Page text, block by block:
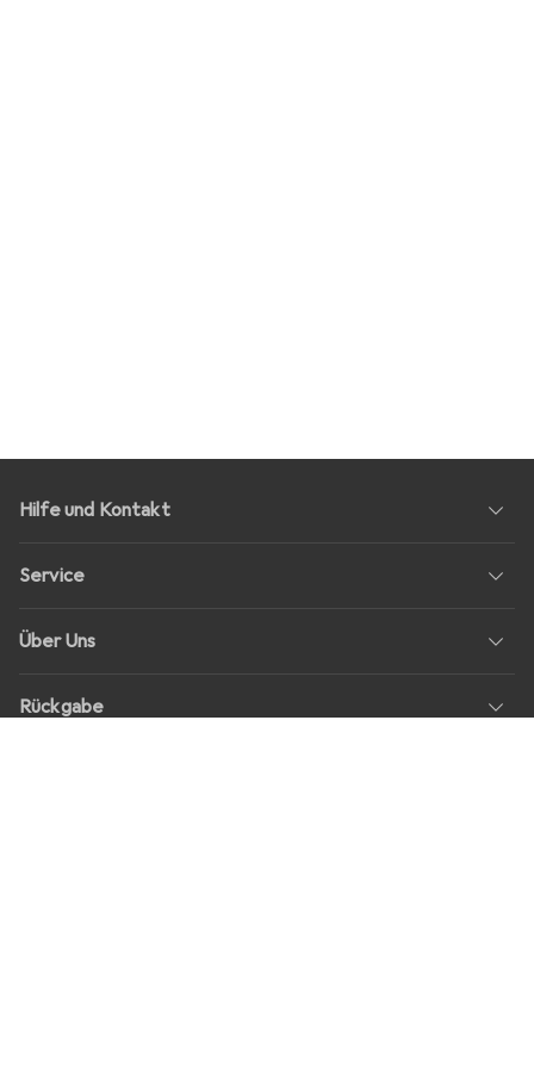
Hilfe und Kontakt
Service
Über Uns
Rückgabe